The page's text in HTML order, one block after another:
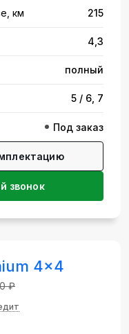
км 215
4,3
полный
5 / 6, 7
Под заказ
звонок
4x4
₽